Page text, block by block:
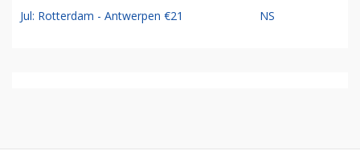
Jul: Rotterdam - Antwerpen €21 NS